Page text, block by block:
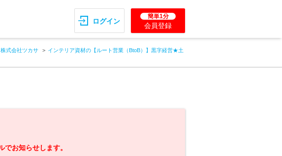
ログイン
簡単1分
会員登録
株式会社ツカサ インテリア資材の【ルート営業（BtoB）】黒字経営★土
お知らせします。